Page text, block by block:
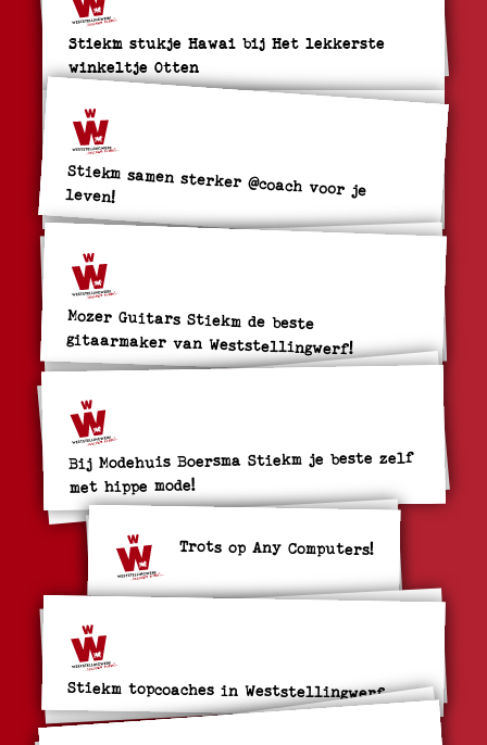
Stiekm stukje Hawai bij Het lekkerste
winkeltje Otten
Stiekm samen sterker @coach voor je
leven!
Mozer Guitars Stiekm de beste
gitaarmaker van Weststellingwerf!
Bij Modehuis Boersma Stiekm je beste zelf
met hippe mode!
Trots op Any Computers!
Stiekm topcoaches in Weststellingwerf